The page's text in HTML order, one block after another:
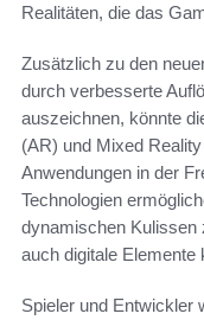
Realitäten, die das
Zusätzlich zu den
durch verbesserte
auszeichnen, könnte
(AR) und Mixed
Anwendungen in der
Technologien
dynamischen Kulissen
auch digitale Elemente
Spieler und Entwickler